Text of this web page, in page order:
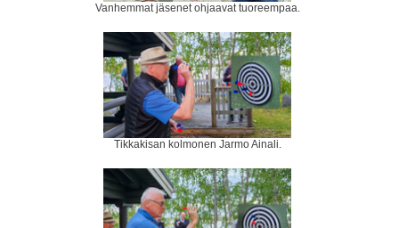
Vanhemmat jäsenet ohjaavat tuoreempaa.
Tikkakisan kolmonen Jarmo Ainali.